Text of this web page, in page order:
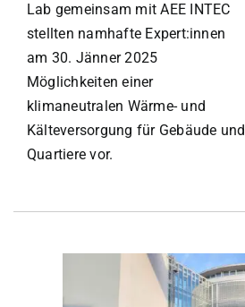
Lab gemeinsam mit AEE INTEC
stellten namhafte Expert:innen
am 30. Jänner 2025
Möglichkeiten einer
klimaneutralen Wärme- und
Kälteversorgung für Gebäude und
Quartiere vor.